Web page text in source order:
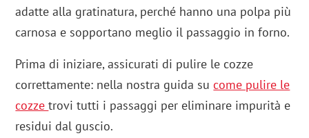
adatte alla gratinatura, perché hanno una polpa più
carnosa e sopportano meglio il passaggio in forno.
Prima di iniziare, assicurati di pulire le cozze
correttamente: nella nostra guida sucome pulire le
cozzetrovi tutti i passaggi per eliminare impurità e
residui dal guscio.